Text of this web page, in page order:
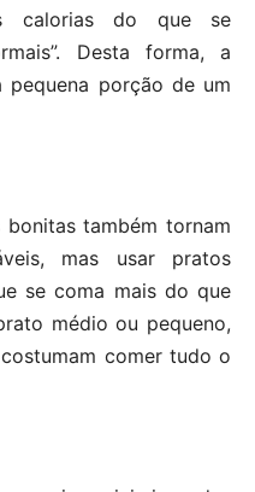
calorias do que se
Desta forma, a
porção de um
também tornam
mas usar pratos
se coma mais do que
médio ou pequeno,
comer tudo o